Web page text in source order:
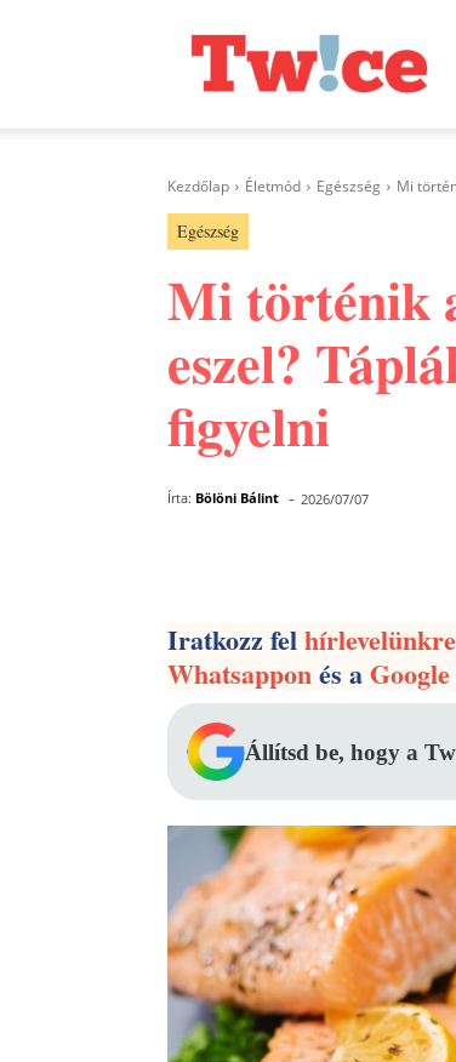
Kezdőlap Életmód Egészség Mi
Egészség
Mi történik
eszel?
figyelni
Írta: Bölöni Bálint - 2026/07/07
Iratkozz felhírlevelünkre
Whatsapponés a
Állítsd be, hogy a